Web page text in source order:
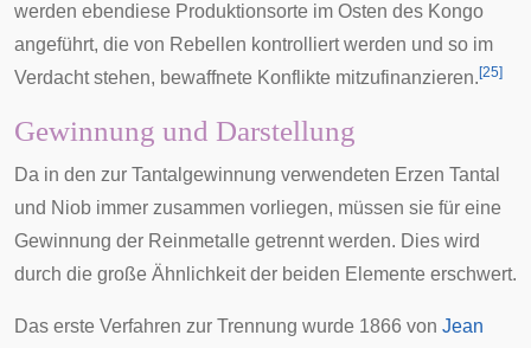
werden ebendiese Produktionsorte im Osten des Kongo
angeführt, die von Rebellen kontrolliert werden und so im
Verdacht stehen, bewaffnete Konflikte mitzufinanzieren. [25]
Gewinnung und Darstellung
Da in den zur Tantalgewinnung verwendeten Erzen Tantal
und Niob immer zusammen vorliegen, müssen sie für eine
Gewinnung der Reinmetalle getrennt werden. Dies wird
durch die große Ähnlichkeit der beiden Elemente erschwert.
Das erste Verfahren zur Trennung wurde 1866 von Jean